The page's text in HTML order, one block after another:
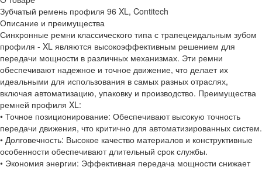
Зубчатый ремень профиля 96 XL, Contitech
Описание и преимущества
Синхронные ремни классического типа с трапецеидальным зубом
профиля - XL являются высокоэффективным решением для
передачи мощности в различных механизмах. Эти ремни
обеспечивают надежное и точное движение, что делает их
идеальными для использования в самых разных отраслях,
включая автоматизацию, упаковку и производство. Преимущества
ремней профиля XL:
• Точное позиционирование: Обеспечивают высокую точность
передачи движения, что критично для автоматизированных систем.
• Долговечность: Высокое качество материалов и конструктивные
особенности обеспечивают длительный срок службы.
• Экономия энергии: Эффективная передача мощности снижает